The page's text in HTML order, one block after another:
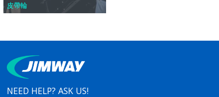
皮帶輪
NEED HELP? ASK US!